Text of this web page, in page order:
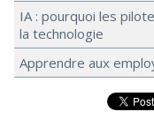
IA : pourquoi les
la technologie
Apprendre aux